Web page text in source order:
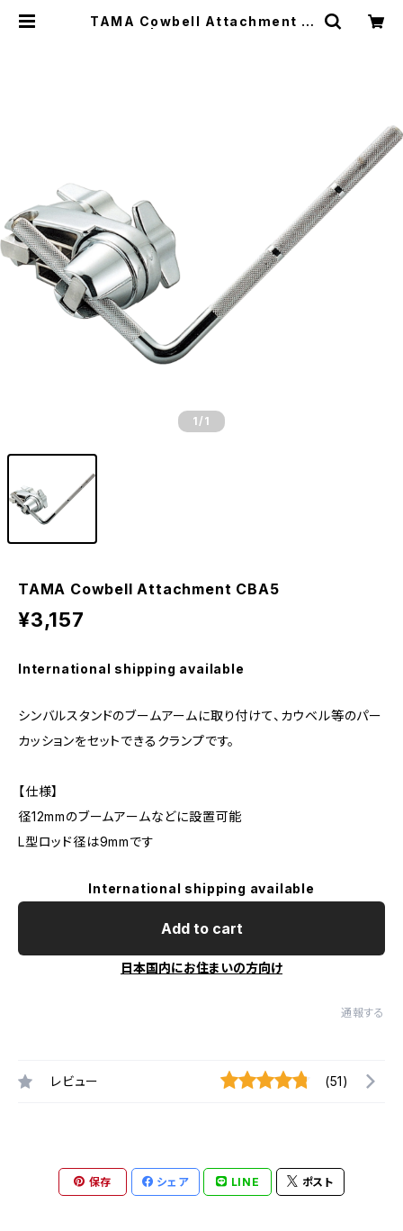
TAMA Cowbell Attachment C
1 /1
TAMA Cowbell Attachment CBA5
¥3,157
International shipping available
シンバルスタンドのブームアームに取り付けて、カウベル等のパー
カッションをセットできるクランプです。
【仕様】
径12mmのブームアームなどに設置可能
L型ロッド径は9mmです
International shipping available
Add to cart
日本国内にお住まいの方向け
通報する
レビュー (51)
保存 シェア LINE ポスト